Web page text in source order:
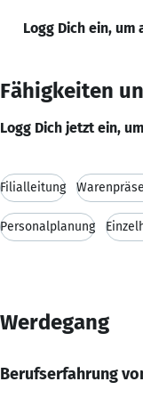
Logg Dich ein, um
Fähigkeiten
Logg Dich jetzt ein,
Filialleitung
Personalplanung
Werdegang
Berufserfahrung